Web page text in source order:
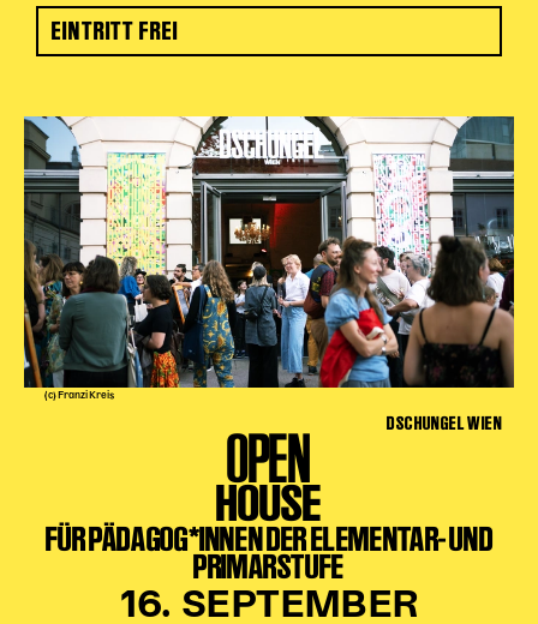
EINTRITT FREI
(c) Franzi Kreis
DSCHUNGEL WIEN
OPEN
HOUSE
FÜR PÄDAGOG*INNEN DER ELEMENTAR- UND
PRIMARSTUFE
16. SEPTEMBER